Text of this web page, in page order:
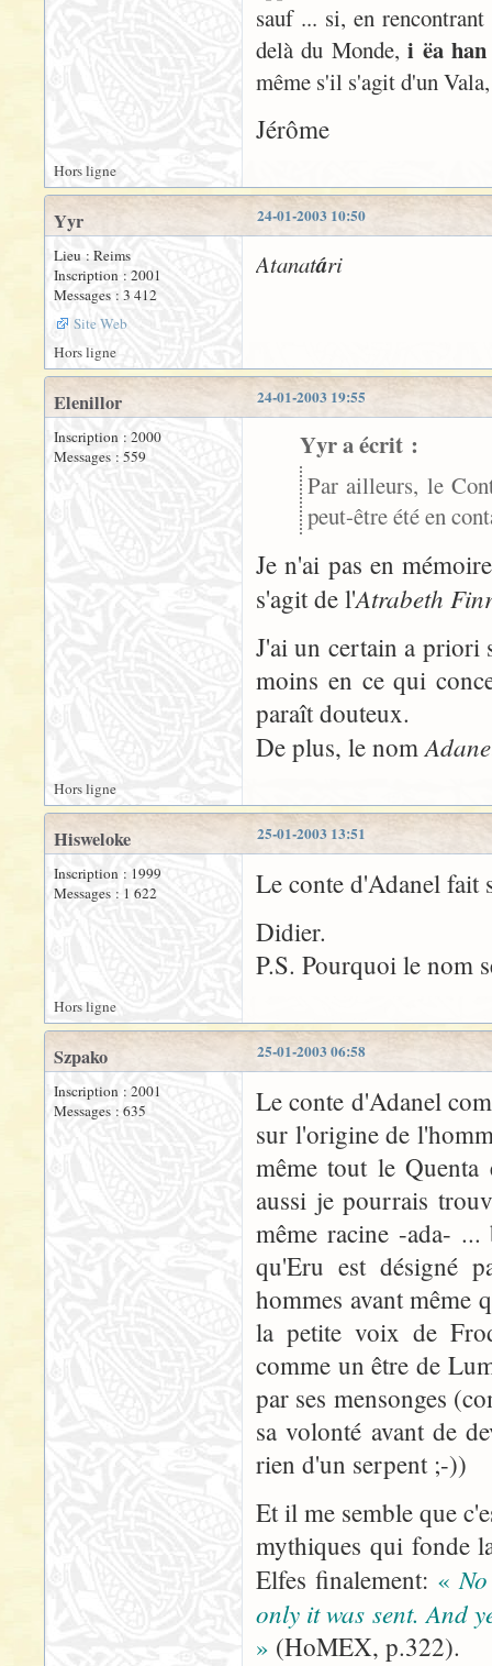
sauf ... si, en
delà du Monde,i ëa han
même s'il s'agit d'un
Jérôme
Hors ligne
24-01-2003 10:50
Yyr
Lieu : Reims
Inscription : 2001
Messages : 3 412
Site Web
Atanatári
Hors ligne
24-01-2003 19:55
Elenillor
Inscription : 2000
Messages : 559
Yyr a écrit :
Par ailleurs, le
peut-être été en
Je n'ai pas en
s'agit de l'Atrabeth
J'ai un certain a priori
moins en ce qui
paraît douteux.
De plus, le nom
Hors ligne
25-01-2003 13:51
Hisweloke
Inscription : 1999
Messages : 1 622
Le conte d'Adanel fait
Didier.
P.S. Pourquoi le nom
Hors ligne
25-01-2003 06:58
Szpako
Inscription : 2001
Messages : 635
Le conte d'Adanel
sur l'origine de
même tout le
aussi je pourrais
même racine -ada-
qu'Eru est désigné
hommes avant même
la petite voix de
comme un être de
par ses mensonges
sa volonté avant de
rien d'un serpent ;-))
Et il me semble que
mythiques qui fonde
Elfes finalement: «
only it was sent. And
» (HoMEX, p.322).